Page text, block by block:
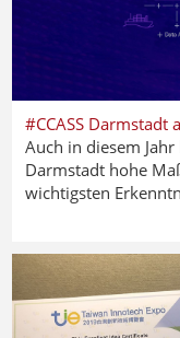
#CCASS
Auch in diesem Jahr
Darmstadt hohe
wichtigsten